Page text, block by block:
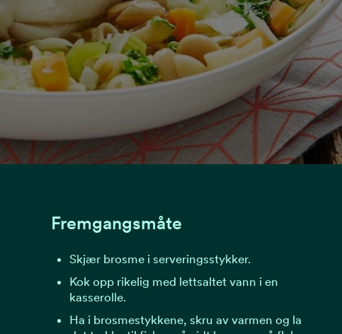
Fremgangsmåte
Skjær brosme i serveringsstykker.
Kok opp rikelig med lettsaltet vann i en
kasserolle.
Ha i brosmestykkene, skru av varmen og la